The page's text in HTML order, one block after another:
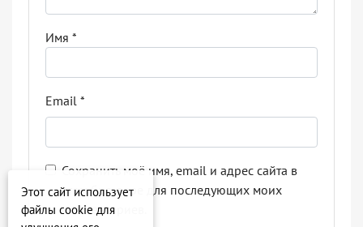
Имя *
Email *
Сохранить моё имя, email и адрес сайта в
этом браузере для последующих моих
комментариев.
Этот сайт использует
файлы cookie для